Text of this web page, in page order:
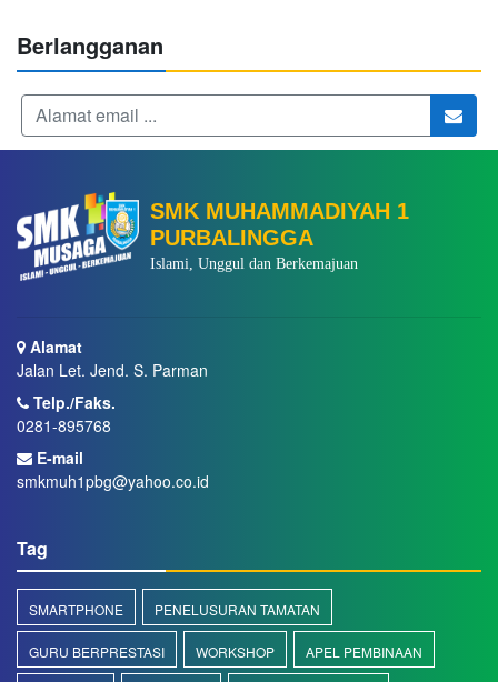
Berlangganan
SMK MUHAMMADIYAH 1
PURBALINGGA
Islami, Unggul dan Berkemajuan
Alamat
Jalan Let. Jend. S. Parman
Telp./Faks.
0281-895768
E-mail
smkmuh1pbg@yahoo.co.id
Tag
SMARTPHONE PENELUSURAN TAMATAN
GURU BERPRESTASI WORKSHOP APEL PEMBINAAN